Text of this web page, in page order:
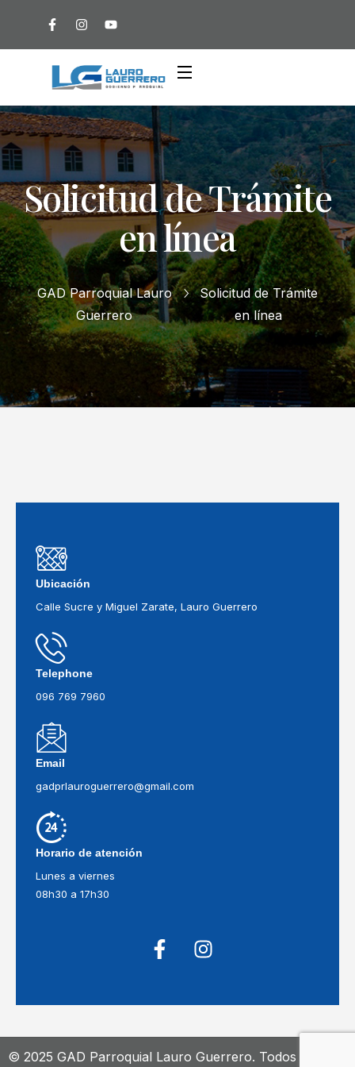
Solicitud de Trámite
en línea
GAD Parroquial Lauro
Guerrero
Solicitud de Trámite
en línea
Ubicación
Calle Sucre y Miguel Zarate, Lauro Guerrero
Telephone
096 769 7960
Email
gadprlauroguerrero@gmail.com
Horario de atención
Lunes a viernes
08h30 a 17h30
© 2025 GAD Parroquial Lauro Guerrero. Todos los